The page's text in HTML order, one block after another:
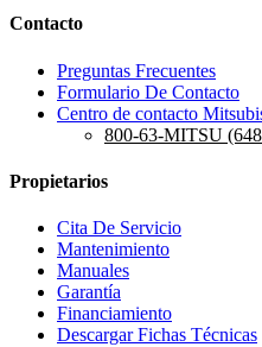
Contacto
Preguntas Frecuentes
Formulario De Contacto
Centro de contacto
800-63-MITSU
Propietarios
Cita De Servicio
Mantenimiento
Manuales
Garantía
Financiamiento
Descargar Fichas Técnicas